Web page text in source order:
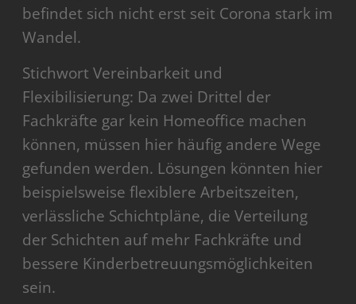
befindet sich nicht erst seit Corona stark im
Wandel.
Stichwort Vereinbarkeit und
Flexibilisierung: Da zwei Drittel der
Fachkräfte gar kein Homeoffice machen
können, müssen hier häufig andere Wege
gefunden werden. Lösungen könnten hier
beispielsweise flexiblere Arbeitszeiten,
verlässliche Schichtpläne, die Verteilung
der Schichten auf mehr Fachkräfte und
bessere Kinderbetreuungsmöglichkeiten
sein.